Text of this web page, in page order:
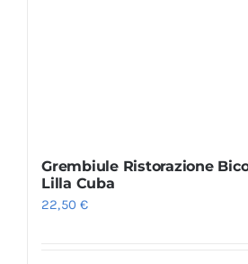
Grembiule Ristorazione
Lilla Cuba
22,50€